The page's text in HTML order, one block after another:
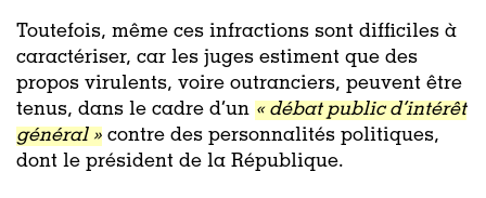
Toutefois, même ces infractions sont difficiles à
caractériser, car les juges estiment que des
propos virulents, voire outranciers, peuvent être
tenus, dans le cadre d’un « débat public d’intérêt
général » contre des personnalités politiques,
dont le président de la République.